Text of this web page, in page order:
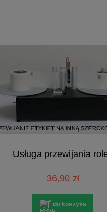
Usługa przewijania
36,90 zł
do koszyka